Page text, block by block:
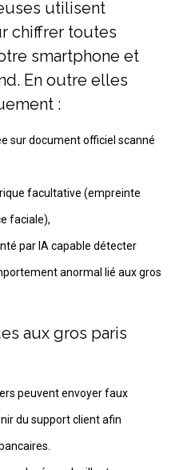
utilisent
chiffrer toutes
smartphone et
En outre elles
:
sur document officiel scanné
facultative (empreinte
faciale),
par IA capable détecter
anormal lié aux gros
aux gros paris
peuvent envoyer faux
du support client afin